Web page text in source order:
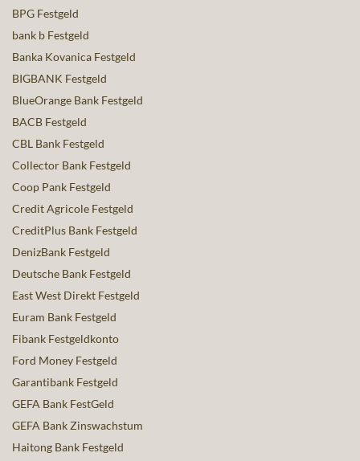
BPG Festgeld
bank b Festgeld
Banka Kovanica Festgeld
BIGBANK Festgeld
BlueOrange Bank Festgeld
BACB Festgeld
CBL Bank Festgeld
Collector Bank Festgeld
Coop Pank Festgeld
Credit Agricole Festgeld
CreditPlus Bank Festgeld
DenizBank Festgeld
Deutsche Bank Festgeld
East West Direkt Festgeld
Euram Bank Festgeld
Fibank Festgeldkonto
Ford Money Festgeld
Garantibank Festgeld
GEFA Bank FestGeld
GEFA Bank Zinswachstum
Haitong Bank Festgeld